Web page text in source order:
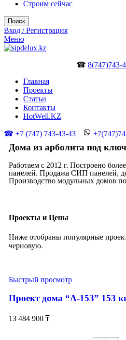
Строим сейчас
Поиск
Вход / Регистрация
Меню
☎ 8(747)743-
Главная
Проекты
Статьи
Контакты
HotWell.KZ
☎ +7 (747) 743-43-43
Дома из арболита под
Работаем с 2012 г. Построено
панелей. Продажа СИП панелей,
Производство модульных домов
Проекты и Цены
Ниже отобраны популярные
черновую.
Быстрый просмотр
Проект дома “А-153” 153
13 484 900 ₸